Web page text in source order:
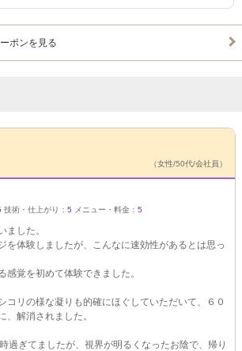
ポンを見る
Pick Up
（女性/50代/会社員）
技術・仕上がり： 5 メニュー・料金： 5
ました。
を体験しましたが、こんなに速効性があるとは思っ
感覚を初めて体験できました。
コリの様な凝りも的確にほぐしていただいて、６０
、解消されました。
過ぎてましたが、視界が明るくなったお陰で、帰り